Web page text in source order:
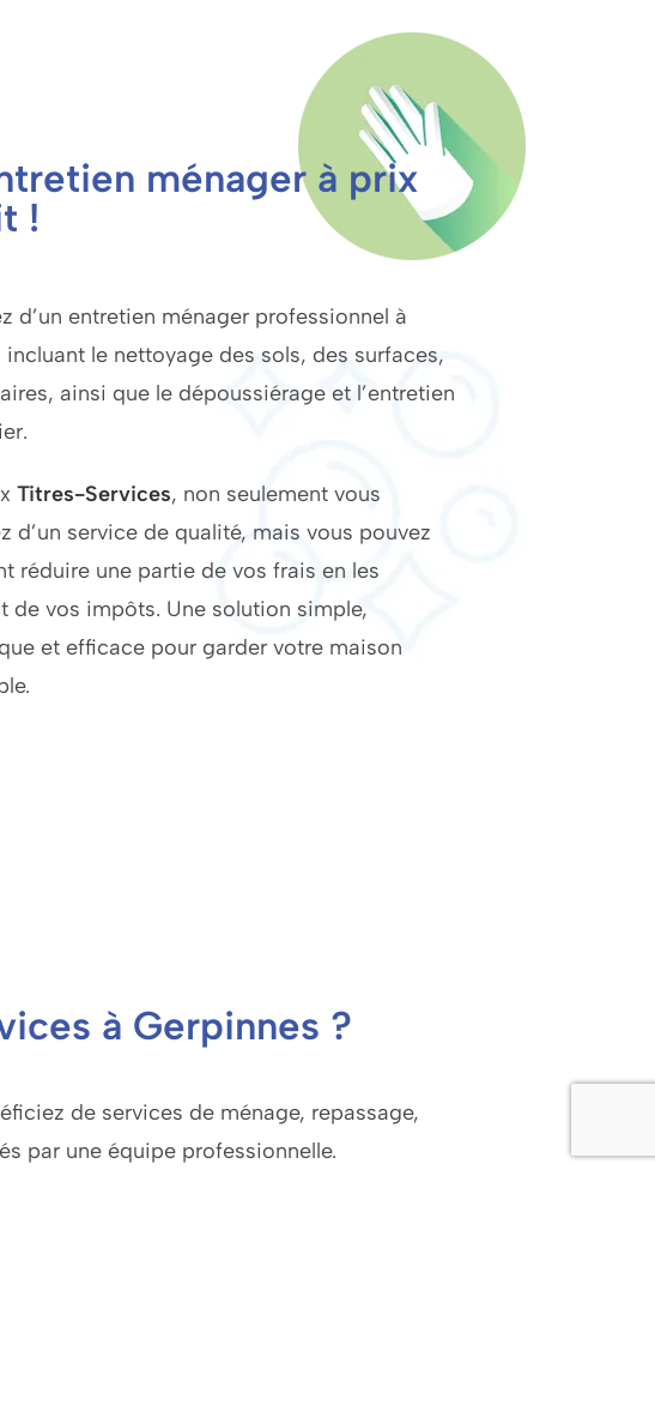
ménager à prix
!
d’un entretien ménager professionnel à
le nettoyage des sols, des surfaces,
ainsi que le dépoussiérage et l’entretien
Titres-Services, non seulement vous
d’un service de qualité, mais vous pouvez
réduire une partie de vos frais en les
de vos impôts. Une solution simple,
et efficace pour garder votre maison
à Gerpinnes ?
de services de ménage, repassage,
par une équipe professionnelle.